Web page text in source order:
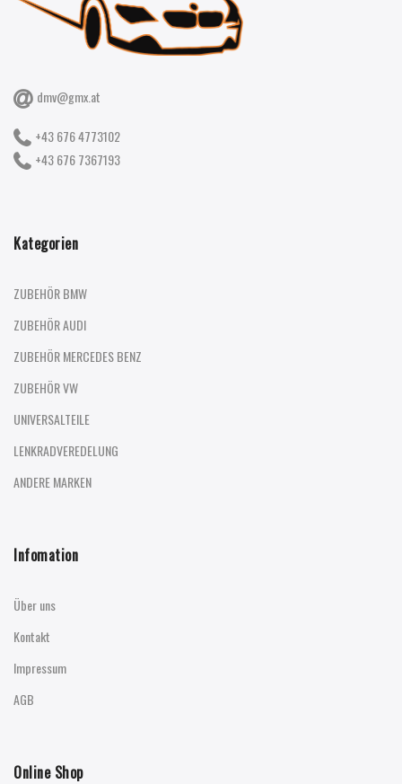
dmv@gmx.at
+43 676 4773102
+43 676 7367193
Kategorien
ZUBEHÖR BMW
ZUBEHÖR AUDI
ZUBEHÖR MERCEDES BENZ
ZUBEHÖR VW
UNIVERSALTEILE
LENKRADVEREDELUNG
ANDERE MARKEN
Infomation
Über uns
Kontakt
Impressum
AGB
Online Shop